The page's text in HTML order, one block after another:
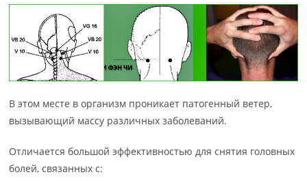
В этом месте в организм проникает патогенный ветер,
вызывающий массу различных заболеваний.
Отличается большой эффективностью для снятия головных
болей, связанных с: